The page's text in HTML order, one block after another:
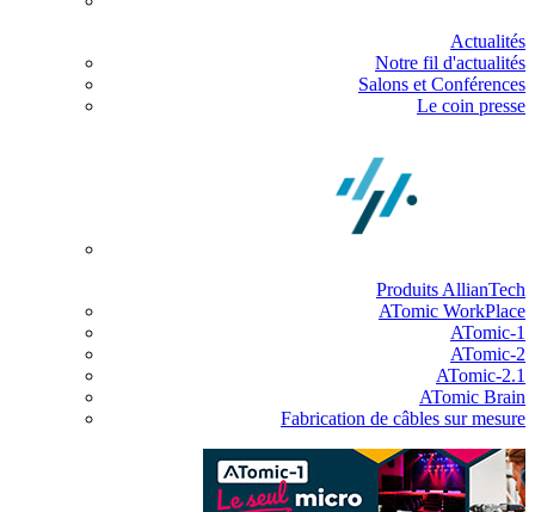
Actualités
Notre fil d'actualités
Salons et Conférences
Le coin presse
Produits AllianTech
ATomic WorkPlace
ATomic-1
ATomic-2
ATomic-2.1
ATomic Brain
Fabrication de câbles sur mesure